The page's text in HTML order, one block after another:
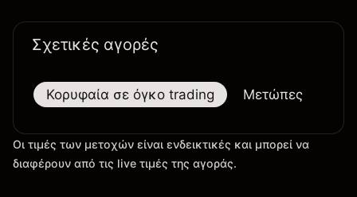
Σχετικές αγορές
Κορυφαία σε όγκο trading Μετώπες
Οι τιμές των μετοχών είναι ενδεικτικές και μπορεί να
διαφέρουν από τις live τιμές της αγοράς.